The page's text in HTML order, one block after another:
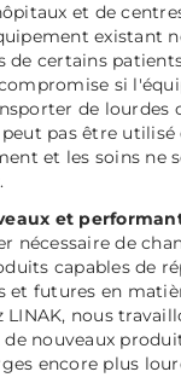
et de
existant
de certains
si
de lourdes
pas être utilisé
et les soins ne
et
nécessaire de
capables de
et futures en
LINAK, nous
nouveaux
encore plus